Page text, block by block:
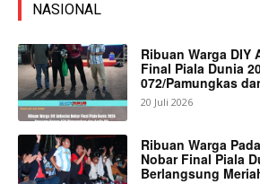
NASIONAL
Ribuan Warga DIY
Final Piala Dunia
072/Pamungkas
20 Juli 2026
Ribuan Warga
Nobar Final Piala
Berlangsung